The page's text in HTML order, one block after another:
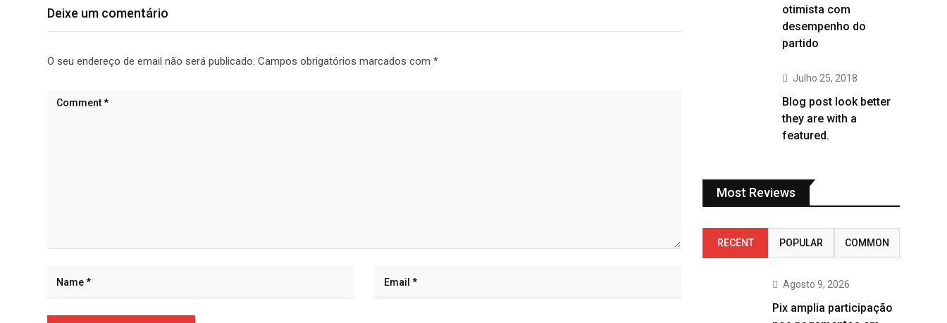
Deixe um comentário
O seu endereço de email não será publicado. Campos obrigatórios marcados com *
otimista com
desempenho do
partido
Julho 25, 2018
Blog post look better
they are with a
featured.
Most Reviews
RECENT POPULAR COMMON
Agosto 9, 2026
Pix amplia participação